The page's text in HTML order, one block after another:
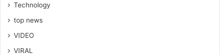
Technology
top news
VIDEO
VIRAL